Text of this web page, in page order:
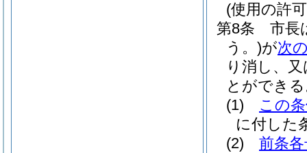
(使用の許
第8条
市長
う。)が次
り消し、
とができ
(1)
この
に付した
(2)
前条